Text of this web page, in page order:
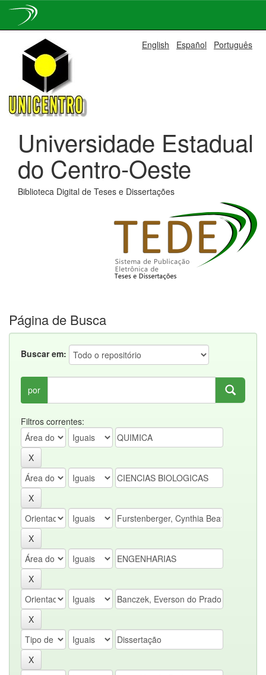
navigation
English Español Português
Universidade Estadual
do Centro-Oeste
Biblioteca Digital de Teses e Dissertações
Página de Busca
Buscar em:
por
Filtros correntes: